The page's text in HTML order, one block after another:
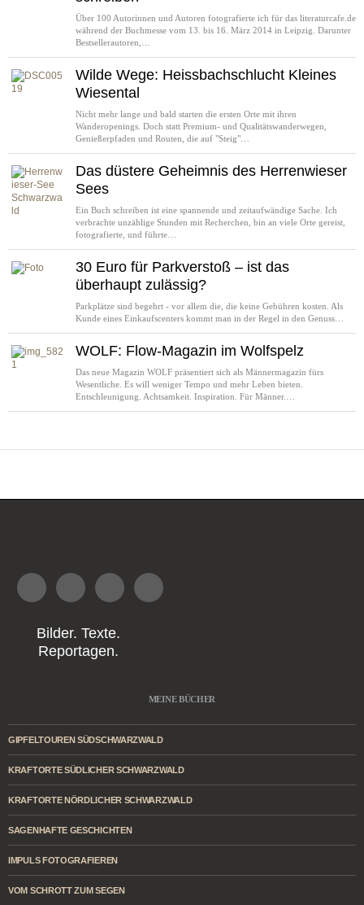
Über 100 Autorinnen und Autoren fotografierte ich für das literaturcafe.de
während der Buchmesse vom 13. bis 16. März 2014 in Leipzig. Darunter
Bestsellerautoren,…
Wilde Wege: Heissbachschlucht Kleines
Wiesental
Nicht mehr lange und bald starten die ersten Orte mit ihren
Wanderopenings. Doch statt Premium- und Qualitätswanderwegen,
Genießerpfaden und Routen, die auf "Steig"…
Das düstere Geheimnis des Herrenwieser
Sees
Ein Buch schreiben ist eine spannende und zeitaufwändige Sache. Ich
verbrachte unzählige Stunden mit Recherchen, bin an viele Orte gereist,
fotografierte, und führte…
30 Euro für Parkverstoß – ist das
überhaupt zulässig?
Parkplätze sind begehrt - vor allem die, die keine Gebühren kosten. Als
Kunde eines Einkaufscenters kommt man in der Regel in den Genuss…
WOLF: Flow-Magazin im Wolfspelz
Das neue Magazin WOLF präsentiert sich als Männermagazin fürs
Wesentliche. Es will weniger Tempo und mehr Leben bieten.
Entschleunigung. Achtsamkeit. Inspiration. Für Männer.…
Bilder. Texte.
Reportagen.
MEINE BÜCHER
GIPFELTOUREN SÜDSCHWARZWALD
KRAFTORTE SÜDLICHER SCHWARZWALD
KRAFTORTE NÖRDLICHER SCHWARZWALD
SAGENHAFTE GESCHICHTEN
IMPULS FOTOGRAFIEREN
VOM SCHROTT ZUM SEGEN